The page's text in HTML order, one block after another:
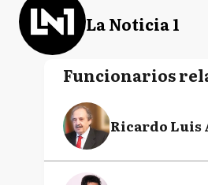
La Noticia 1
Funcionarios
Ricardo